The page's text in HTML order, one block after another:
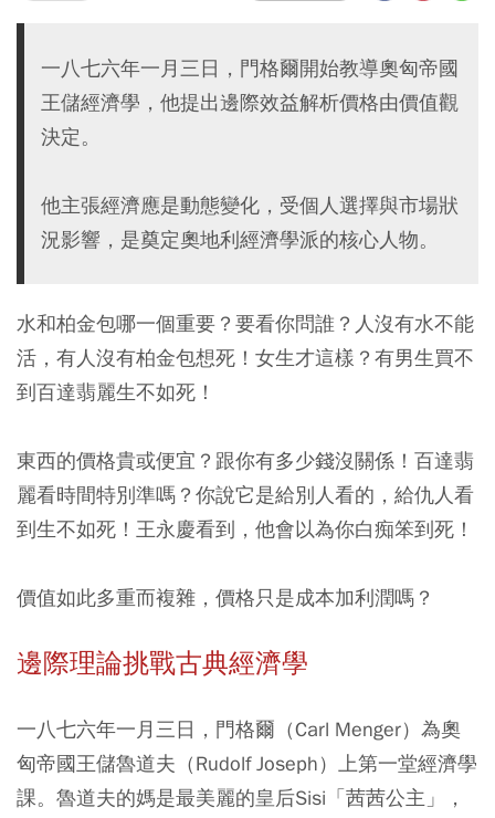
一八七六年一月三日，門格爾開始教導奧匈帝國
王儲經濟學，他提出邊際效益解析價格由價值觀
決定。
他主張經濟應是動態變化，受個人選擇與市場狀
況影響，是奠定奧地利經濟學派的核心人物。
水和柏金包哪一個重要？要看你問誰？人沒有水不能
活，有人沒有柏金包想死！女生才這樣？有男生買不
到百達翡麗生不如死！
東西的價格貴或便宜？跟你有多少錢沒關係！百達翡
麗看時間特別準嗎？你說它是給別人看的，給仇人看
到生不如死！王永慶看到，他會以為你白痴笨到死！
價值如此多重而複雜，價格只是成本加利潤嗎？
邊際理論挑戰古典經濟學
一八七六年一月三日，門格爾（Carl Menger）為奧
匈帝國王儲魯道夫（Rudolf Joseph）上第一堂經濟學
課。魯道夫的媽是最美麗的皇后Sisi「茜茜公主」，